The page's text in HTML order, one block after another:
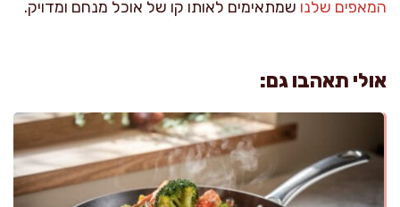
המאפים שלנו שמתאימים לאותו קו של אוכל מנחם ומדויק.
אולי תאהבו גם: